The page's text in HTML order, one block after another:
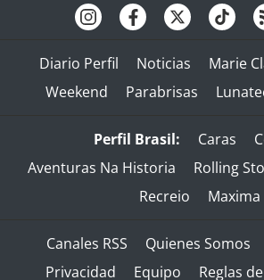
Diario Perfil Noticias Marie
Weekend
Parabrisas
Perfil Brasil: Caras
Aventuras Na Historia
Rolling
Recreio
Maxima
Canales RSS Quienes Somos
Privacidad
Equipo Reglas